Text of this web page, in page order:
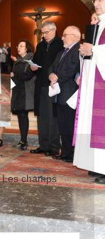
Les champs